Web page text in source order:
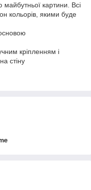
картини. Всі
кольорів, якими буде
кріпленням і
стіну